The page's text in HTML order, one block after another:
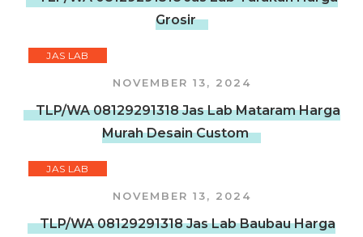
Grosir
JAS LAB
NOVEMBER 13, 2024
TLP/WA 08129291318 Jas Lab Mataram Harga
Murah Desain Custom
JAS LAB
NOVEMBER 13, 2024
TLP/WA 08129291318 Jas Lab Baubau Harga